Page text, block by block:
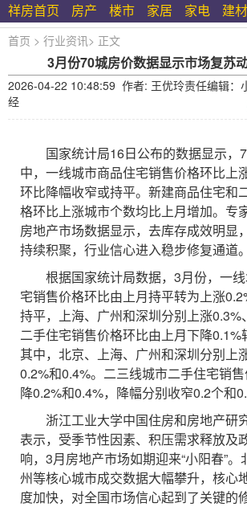
祥房首页 房产 楼市 家居 家电 建材
首页 > 行业资讯> 正文
3月份70城房价数据显示市场复苏
2026-04-22 10:48:59 作者: 王优玲责任编辑：
经
国家统计局16日公布的数据显示，
中，一线城市商品住宅销售价格环比上
环比降幅收窄或持平。新建商品住宅和
格环比上涨城市个数均比上月增加。专
房地产市场数据显示，去库存成效明显
持续积聚，行业信心进入稳步修复通道。
根据国家统计局数据，3月份，一线
宅销售价格环比由上月持平转为上涨
持平，上海、广州和深圳分别上涨0.3%
二手住宅销售价格环比由上月下降0.1%
其中，北京、上海、广州和深圳分别上
0.2%和0.4%。二三线城市二手住宅销
降0.2%和0.4%，降幅分别收窄0.2个和
浙江工业大学中国住房和房地产研
表示，受季节性因素、积压需求释放及
响，3月房地产市场如期迎来“小阳春”
州等核心城市成交数据大幅攀升，核心
度加快，对全国市场信心起到了关键的